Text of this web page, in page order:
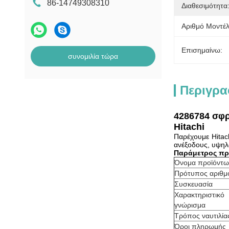
86-14749308310
συνομιλία τώρα
Διαθεσιμότητα:
Αριθμό
Επισημαίνω:
4286784
Hitachi
Παρέχουμε
ανέξοδους,
Παράμετρος
Όνομα
Πρότυπος
Συσκευασία
Χαρακτηριστικό
γνώρισμα
Τρόπος
Όροι πληρωμής